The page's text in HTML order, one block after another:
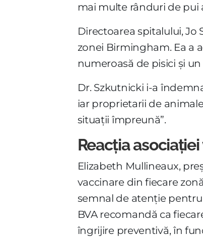
mai multe rânduri de pui
Directoarea spitalului, Jo
zonei Birmingham. Ea a
numeroasă de pisici și
Dr. Szkutnicki i-a
iar proprietarii de
situații împreună”.
Reacția
Elizabeth Mullineaux,
vaccinare din fiecare
semnal de atenție
BVA recomandă ca
îngrijire preventivă, în